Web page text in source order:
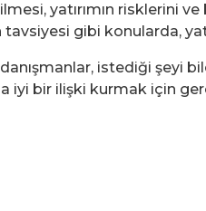
yatırımın risklerini
tavsiyesi gibi konularda,
istediği şeyi
iyi bir ilişki kurmak için